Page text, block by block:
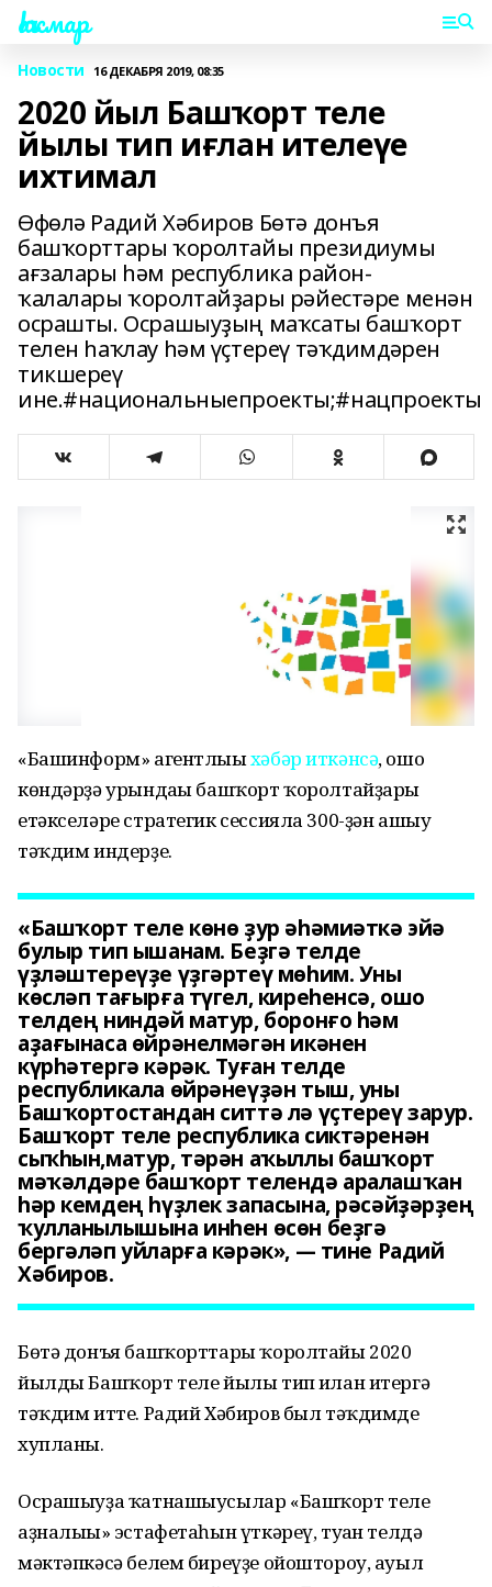
Һаҡмар
Новости 16 ДЕКАБРЯ 2019, 08:35
2020 йыл Башҡорт теле
йылы тип иғлан ителеүе
ихтимал
Өфөлә Радий Хәбиров Бөтә донъя
башҡорттары ҡоролтайы президиумы
ағзалары һәм республика район-
ҡалалары ҡоролтайҙары рәйестәре менән
осрашты. Осрашыуҙың маҡсаты башҡорт
телен һаҡлау һәм үҫтереү тәҡдимдәрен
тикшереү
ине.#национальныепроекты;#нацпроекты
«Башинформ» агентлығыхәбәр иткәнсә, ошо
көндәрҙә урындағы башҡорт ҡоролтайҙары
етәкселәре стратегик сессияла 300-ҙән ашыу
тәҡдим индерҙе.
«Башҡорт теле көнө ҙур әһәмиәткә эйә
булыр тип ышанам. Беҙгә телде
үҙләштереүҙе үҙгәртеү мөһим. Уны
көсләп тағырға түгел, киреһенсә, ошо
телдең ниндәй матур, боронғо һәм
аҙағынаса өйрәнелмәгән икәнен
күрһәтергә кәрәк. Туған телде
республикала өйрәнеүҙән тыш, уны
Башҡортостандан ситтә лә үҫтереү зарур.
Башҡорт теле республика сиктәренән
сыҡһын,матур, тәрән аҡыллы башҡорт
мәҡәлдәре башҡорт телендә аралашҡан
һәр кемдең һүҙлек запасына, рәсәйҙәрҙең
ҡулланылышына инһен өсөн беҙгә
бергәләп уйларға кәрәк», — тине Радий
Хәбиров.
Бөтә донъя башҡорттары ҡоролтайы 2020
йылды Башҡорт теле йылы тип иғлан итергә
тәҡдим итте. Радий Хәбиров был тәҡдимде
хупланы.
Осрашыуҙа ҡатнашыусылар «Башҡорт теле
аҙналығы» эстафетаһын үткәреү, туған телдә
мәктәпкәсә белем биреүҙе ойоштороу, ауыл